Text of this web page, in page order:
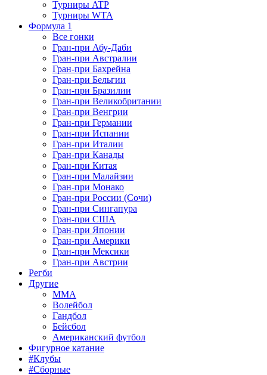
Турниры ATP
Турниры WTA
Формула 1
Все гонки
Гран-при Абу-Даби
Гран-при Австралии
Гран-при Бахрейна
Гран-при Бельгии
Гран-при Бразилии
Гран-при Великобритании
Гран-при Венгрии
Гран-при Германии
Гран-при Испании
Гран-при Италии
Гран-при Канады
Гран-при Китая
Гран-при Малайзии
Гран-при Монако
Гран-при России (Сочи)
Гран-при Сингапура
Гран-при США
Гран-при Японии
Гран-при Америки
Гран-при Мексики
Гран-при Австрии
Регби
Другие
MMA
Волейбол
Гандбол
Бейсбол
Американский футбол
Фигурное катание
#Клубы
#Сборные